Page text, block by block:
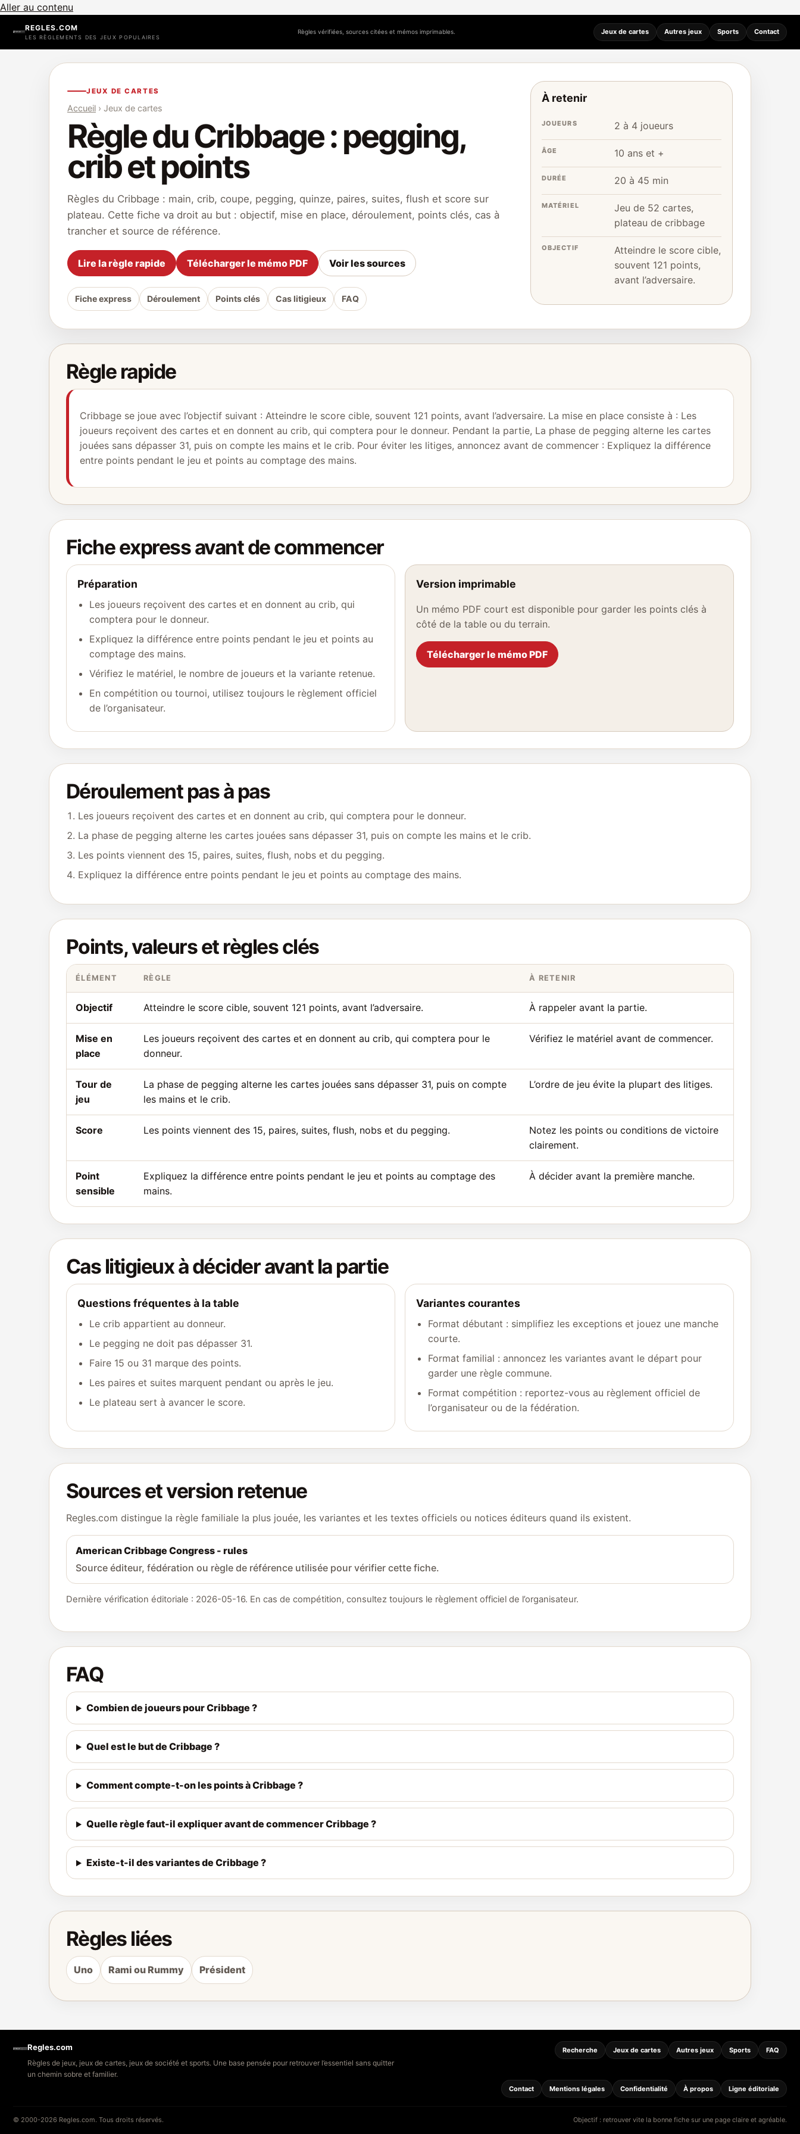
Aller au contenu
REGLES.COM
LES RÈGLEMENTS DES JEUX POPULAIRES
Règles vérifiées, sources citées et mémos imprimables. Jeux de cartes Autres jeux Sports Contact
JEUX DE CARTES
Accueil › Jeux de cartes
Règle du Cribbage : pegging,
crib et points
Règles du Cribbage : main, crib, coupe, pegging, quinze, paires, suites, flush et score sur
plateau. Cette fiche va droit au but : objectif, mise en place, déroulement, points clés, cas à
trancher et source de référence.
Lire la règle rapide Télécharger le mémo PDF Voir les sources
Fiche express Déroulement Points clés Cas litigieux FAQ
À retenir
JOUEURS 2 à 4 joueurs
ÂGE 10 ans et +
DURÉE 20 à 45 min
MATÉRIEL
Jeu de 52 cartes,
plateau de cribbage
OBJECTIF
Atteindre le score cible,
souvent 121 points,
avant l’adversaire.
Règle rapide
Cribbage se joue avec l’objectif suivant : Atteindre le score cible, souvent 121 points, avant l’adversaire. La mise en place consiste à : Les
joueurs reçoivent des cartes et en donnent au crib, qui comptera pour le donneur. Pendant la partie, La phase de pegging alterne les cartes
jouées sans dépasser 31, puis on compte les mains et le crib. Pour éviter les litiges, annoncez avant de commencer : Expliquez la différence
entre points pendant le jeu et points au comptage des mains.
Fiche express avant de commencer
Préparation
Les joueurs reçoivent des cartes et en donnent au crib, qui
comptera pour le donneur.
Expliquez la différence entre points pendant le jeu et points au
comptage des mains.
Vérifiez le matériel, le nombre de joueurs et la variante retenue.
En compétition ou tournoi, utilisez toujours le règlement officiel
de l’organisateur.
Version imprimable
Un mémo PDF court est disponible pour garder les points clés à
côté de la table ou du terrain.
Télécharger le mémo PDF
Déroulement pas à pas
Les joueurs reçoivent des cartes et en donnent au crib, qui comptera pour le donneur.
La phase de pegging alterne les cartes jouées sans dépasser 31, puis on compte les mains et le crib.
Les points viennent des 15, paires, suites, flush, nobs et du pegging.
Expliquez la différence entre points pendant le jeu et points au comptage des mains.
Points, valeurs et règles clés
ÉLÉMENT RÈGLE À RETENIR
Objectif Atteindre le score cible, souvent 121 points, avant l’adversaire. À rappeler avant la partie.
Mise en
place
Les joueurs reçoivent des cartes et en donnent au crib, qui comptera pour le
donneur.
Vérifiez le matériel avant de commencer.
Tour de
jeu
La phase de pegging alterne les cartes jouées sans dépasser 31, puis on compte
les mains et le crib.
L’ordre de jeu évite la plupart des litiges.
Score Les points viennent des 15, paires, suites, flush, nobs et du pegging.
Notez les points ou conditions de victoire
clairement.
Point
sensible
Expliquez la différence entre points pendant le jeu et points au comptage des
mains.
À décider avant la première manche.
Cas litigieux à décider avant la partie
Questions fréquentes à la table
Le crib appartient au donneur.
Le pegging ne doit pas dépasser 31.
Faire 15 ou 31 marque des points.
Les paires et suites marquent pendant ou après le jeu.
Le plateau sert à avancer le score.
Variantes courantes
Format débutant : simplifiez les exceptions et jouez une manche
courte.
Format familial : annoncez les variantes avant le départ pour
garder une règle commune.
Format compétition : reportez-vous au règlement officiel de
l’organisateur ou de la fédération.
Sources et version retenue
Regles.com distingue la règle familiale la plus jouée, les variantes et les textes officiels ou notices éditeurs quand ils existent.
American Cribbage Congress - rules
Source éditeur, fédération ou règle de référence utilisée pour vérifier cette fiche.
Dernière vérification éditoriale : 2026-05-16. En cas de compétition, consultez toujours le règlement officiel de l’organisateur.
FAQ
Combien de joueurs pour Cribbage ?
Quel est le but de Cribbage ?
Comment compte-t-on les points à Cribbage ?
Quelle règle faut-il expliquer avant de commencer Cribbage ?
Existe-t-il des variantes de Cribbage ?
Règles liées
Uno Rami ou Rummy Président
Regles.com
Règles de jeux, jeux de cartes, jeux de société et sports. Une base pensée pour retrouver l’essentiel sans quitter
un chemin sobre et familier.
Recherche Jeux de cartes Autres jeux Sports FAQ
Contact Mentions légales Confidentialité À propos Ligne éditoriale
© 2000-2026 Regles.com. Tous droits réservés. Objectif : retrouver vite la bonne fiche sur une page claire et agréable.